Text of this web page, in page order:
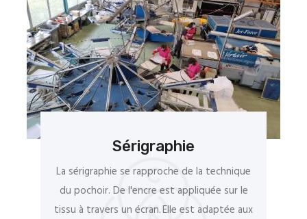
Sérigraphie
La sérigraphie se rapproche de la technique
du pochoir. De l'encre est appliquée sur le
tissu à travers un écran. Elle est adaptée aux